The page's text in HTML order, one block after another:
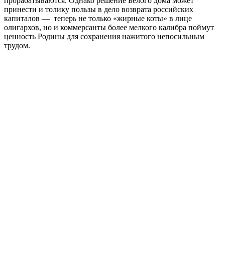
принести и толику пользы в дело возврата российских
капиталов — теперь не только «жирные коты» в лице
олигархов, но и коммерсанты более мелкого калибра поймут
ценность Родины для сохранения нажитого непосильным
трудом.